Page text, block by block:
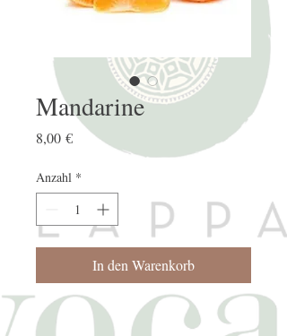
Mandarine
8,00 €Preis
Anzahl *
In den Warenkorb